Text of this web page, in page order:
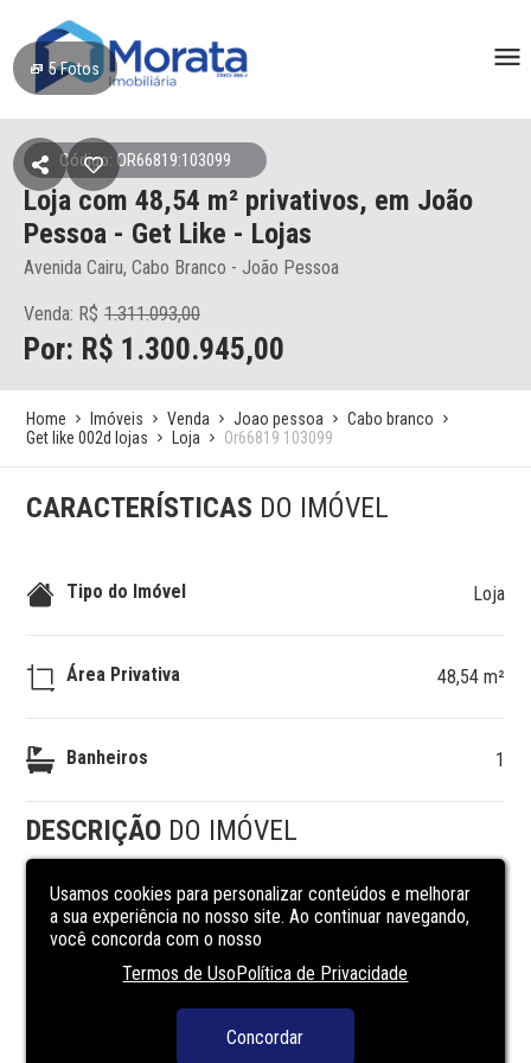
5Fotos
Código: OR66819:103099
Loja com 48,54 m² privativos, em João
Pessoa - Get Like - Lojas
Avenida Cairu, Cabo Branco - João Pessoa
Venda: R$ 1.311.093,00
Por: R$ 1.300.945,00
Home Imóveis Venda Joao pessoa
Cabo branco
Get like 002d lojas
Loja Or66819 103099
CARACTERÍSTICAS DO IMÓVEL
Tipo do Imóvel Loja
Área Privativa 48,54 m²
Banheiros 1
DESCRIÇÃO DO IMÓVEL
Get Like é a convergência dos principais fatores que
levam ao sucesso. Um projeto grandioso, multipropósito,
entre as pessoas, a cidade e os negócios. Pensado para
reunir tudo o que faz a vida fluir, apresentamos um GET
que fala de urbanicidade, proximidade e assertividade.
Preço e disponibilidade do imóvel sujeitos a alteração
Usamos cookies para personalizar conteúdos e melhorar
a sua experiência no nosso site. Ao continuar navegando,
você concorda com o nosso
Termos de UsoPolítica de Privacidade
Concordar